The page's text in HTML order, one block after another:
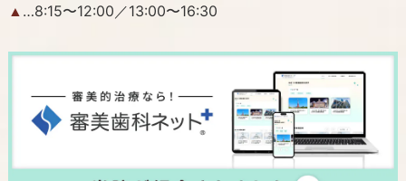
▲ …8:15〜12:00／13:00〜16:30